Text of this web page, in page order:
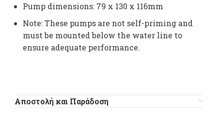
Pump dimensions: 79 x 130 x 116mm
Note: These pumps are not self-priming and
must be mounted below the water line to
ensure adequate performance.
Αποστολή και Παράδοση